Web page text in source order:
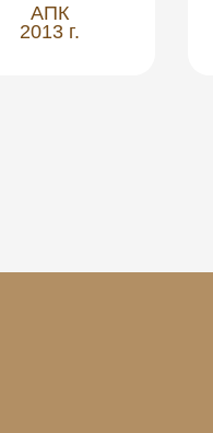
АПК
2013 г.